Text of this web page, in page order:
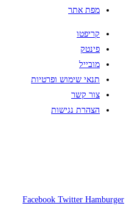
מפת אתר
קריפטו
פינטק
מובייל
תנאי שימוש ופרטיות
צור קשר
הצהרת נגישות
Facebook Twitter Hamburger